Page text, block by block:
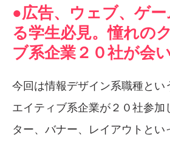
●広告、ウェブ、ゲ
る学生必見。憧れの
ブ系企業２０社が会
今回は情報デザイン系職種とい
エイティブ系企業が２０社参加
ター、バナー、レイアウトとい